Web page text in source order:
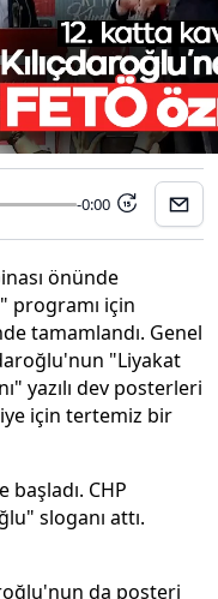
-0:00 15
önünde
programı için
tamamlandı. Genel
"Liyakat
yazılı dev posterleri
için tertemiz bir
başladı. CHP
sloganı attı.
da posteri